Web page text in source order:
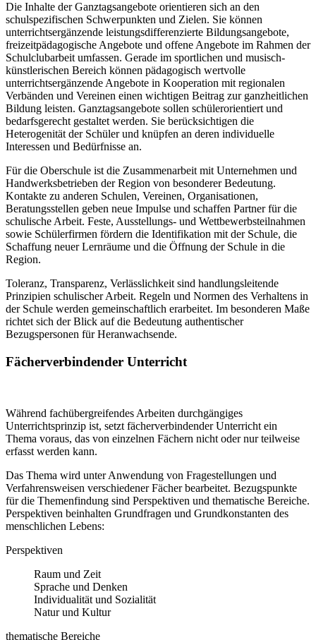
Die Inhalte der Ganztagsangebote orientieren sich an den
schulspezifischen Schwerpunkten und Zielen. Sie können
unterrichtsergänzende leistungsdifferenzierte Bildungsangebote,
freizeitpädagogische Angebote und offene Angebote im Rahmen der
Schulclubarbeit umfassen. Gerade im sportlichen und musisch-
künstlerischen Bereich können pädagogisch wertvolle
unterrichtsergänzende Angebote in Kooperation mit regionalen
Verbänden und Vereinen einen wichtigen Beitrag zur ganzheitlichen
Bildung leisten. Ganztagsangebote sollen schülerorientiert und
bedarfsgerecht gestaltet werden. Sie berücksichtigen die
Heterogenität der Schüler und knüpfen an deren individuelle
Interessen und Bedürfnisse an.
Für die Oberschule ist die Zusammenarbeit mit Unternehmen und
Handwerksbetrieben der Region von besonderer Bedeutung.
Kontakte zu anderen Schulen, Vereinen, Organisationen,
Beratungsstellen geben neue Impulse und schaffen Partner für die
schulische Arbeit. Feste, Ausstellungs- und Wettbewerbsteilnahmen
sowie Schülerfirmen fördern die Identifikation mit der Schule, die
Schaffung neuer Lernräume und die Öffnung der Schule in die
Region.
Toleranz, Transparenz, Verlässlichkeit sind handlungsleitende
Prinzipien schulischer Arbeit. Regeln und Normen des Verhaltens in
der Schule werden gemeinschaftlich erarbeitet. Im besonderen Maße
richtet sich der Blick auf die Bedeutung authentischer
Bezugspersonen für Heranwachsende.
Fächerverbindender Unterricht
Während fachübergreifendes Arbeiten durchgängiges
Unterrichtsprinzip ist, setzt fächerverbindender Unterricht ein
Thema voraus, das von einzelnen Fächern nicht oder nur teilweise
erfasst werden kann.
Das Thema wird unter Anwendung von Fragestellungen und
Verfahrensweisen verschiedener Fächer bearbeitet. Bezugspunkte
für die Themenfindung sind Perspektiven und thematische Bereiche.
Perspektiven beinhalten Grundfragen und Grundkonstanten des
menschlichen Lebens:
Perspektiven
Raum und Zeit
Sprache und Denken
Individualität und Sozialität
Natur und Kultur
thematische Bereiche